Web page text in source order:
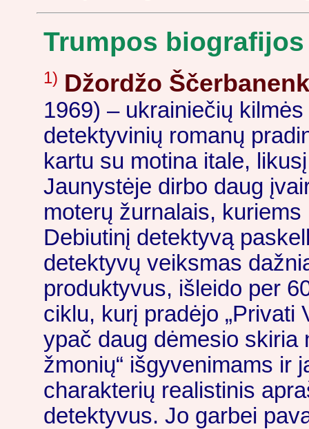
Trumpos biografijos
1) Džordžo
1969) – ukrainiečių
detektyvinių romanų
kartu su motina itale,
Jaunystėje dirbo daug
moterų žurnalais,
Debiutinį detektyvą
detektyvų veiksmas
produktyvus, išleido per
ciklu, kurį pradėjo „Privati
ypač daug dėmesio skiria
žmonių“ išgyvenimams ir
charakterių realistinis
detektyvus. Jo garbei